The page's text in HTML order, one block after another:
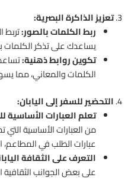
3. تعزيز الذاكرة البصرية:
ربط الكلمات بالصور:تربط
يساعدك على تذكر الكلمات
تكوين روابط ذهنية:
الكلمات والمعاني، مما
4. التحضير للسفر إلى اليابان:
تعلم العبارات الأساسية
من العبارات الأساسية التي
عبارات الطلب في
التعرف على الثقافة
على بعض الجوانب الثقافية